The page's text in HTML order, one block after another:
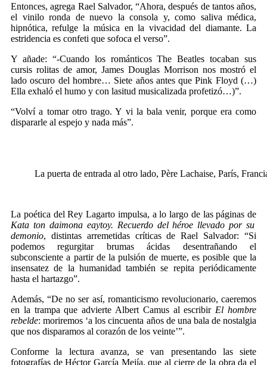
Entonces, agrega Rael Salvador, “Ahora, después de tantos años,
el vinilo ronda de nuevo la consola y, como saliva médica,
hipnótica, refulge la música en la vivacidad del diamante. La
estridencia es confeti que sofoca el verso”.
Y añade: “-Cuando los románticos The Beatles tocaban sus
cursis rolitas de amor, James Douglas Morrison nos mostró el
lado oscuro del hombre… Siete años antes que Pink Floyd (…)
Ella exhaló el humo y con lasitud musicalizada profetizó…)”.
“Volví a tomar otro trago. Y vi la bala venir, porque era como
dispararle al espejo y nada más”.
La puerta de entrada al otro lado, Père Lachaise, París,
La poética del Rey Lagarto impulsa, a lo largo de las páginas de
Kata ton daimona eaytoy. Recuerdo del héroe llevado por su
demonio, distintas arremetidas críticas de Rael Salvador: “Si
podemos regurgitar brumas ácidas desentrañando el
subconsciente a partir de la pulsión de muerte, es posible que la
insensatez de la humanidad también se repita periódicamente
hasta el hartazgo”.
Además, “De no ser así, romanticismo revolucionario, caeremos
en la trampa que advierte Albert Camus al escribir El hombre
rebelde: moriremos ‘a los cincuenta años de una bala de nostalgia
que nos disparamos al corazón de los veinte’”.
Conforme la lectura avanza, se van presentando las siete
fotografías de Héctor García Mejía, que al cierre de la obra da el